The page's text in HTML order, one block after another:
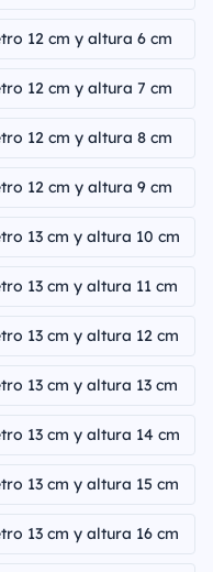
12 cm y altura 6 cm
12 cm y altura 7 cm
12 cm y altura 8 cm
12 cm y altura 9 cm
13 cm y altura 10 cm
13 cm y altura 11 cm
13 cm y altura 12 cm
13 cm y altura 13 cm
13 cm y altura 14 cm
13 cm y altura 15 cm
13 cm y altura 16 cm